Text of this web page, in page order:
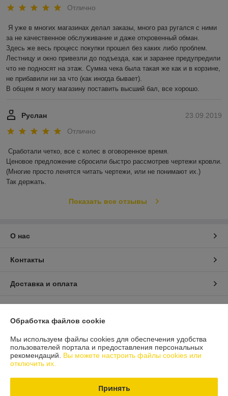
Отлично
Я уже в многих магазинах делал заказы, много раз ругался с ними
за не качественное обслуживание и даже откровенный обман.
Здесь же весь процесс покупки прошел без каких либо проблем.
Лестницу и окно привезли до подъезда, как и заранее предупредили
что не подносят на этаж. Сумма чека была такая же как и в корзине,
не прибавили ни за что (как иногда бывает).
В общем я могу магазину поставить высший бал, все хорошо.
23.09.2019
Руслан
Отлично
Сработали четко, все с колес в оговоренное время.
Ценовое предложение сбросили быстро рассмотрев чертежи кровли.
(Многие просто ленятся читать чертежи, или не понимают их.)
Так держать.
Показать все отзывы
О нас
Контакты
Доставка и оплата
Политика обработки cookies
Сайт создан на платформе Deal.by
Обработка файлов cookie
Мы используем файлы cookies для обеспечения удобства
пользователей портала и предоставления персональных
рекомендаций. Вы можете настроить файлы cookies или
отключить их.
Принять